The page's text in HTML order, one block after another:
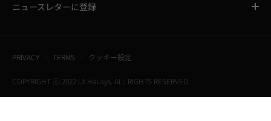
ニュースレターに登録
PRIVACY TERMS クッキー設定
COPYRIGHT ⓒ 2022 LX Hausys. ALL RIGHTS RESERVED.